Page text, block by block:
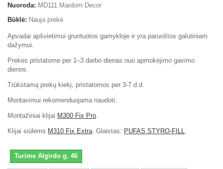
Nuoroda: MD111 Mardom Decor
Būklė: Nauja prekė
Apvadai apšvietimui gruntuotos gamykloje ir yra paruoštos galutiniam
dažymui.
Prekes pristatome per 1–3 darbo dienas nuo apmokėjimo gavimo
dienos.
Trūkstamą prekų kiekį, pristatomos per 3-7 d.d.
Montavimui rekomenduojama naudoti:
Montažiniai klijai M300 Fix Pro.
Klijai siūlėms M310 Fix Extra. Glaistas: PUFAS STYRO-FILL.
Turime Algirdo g. 46